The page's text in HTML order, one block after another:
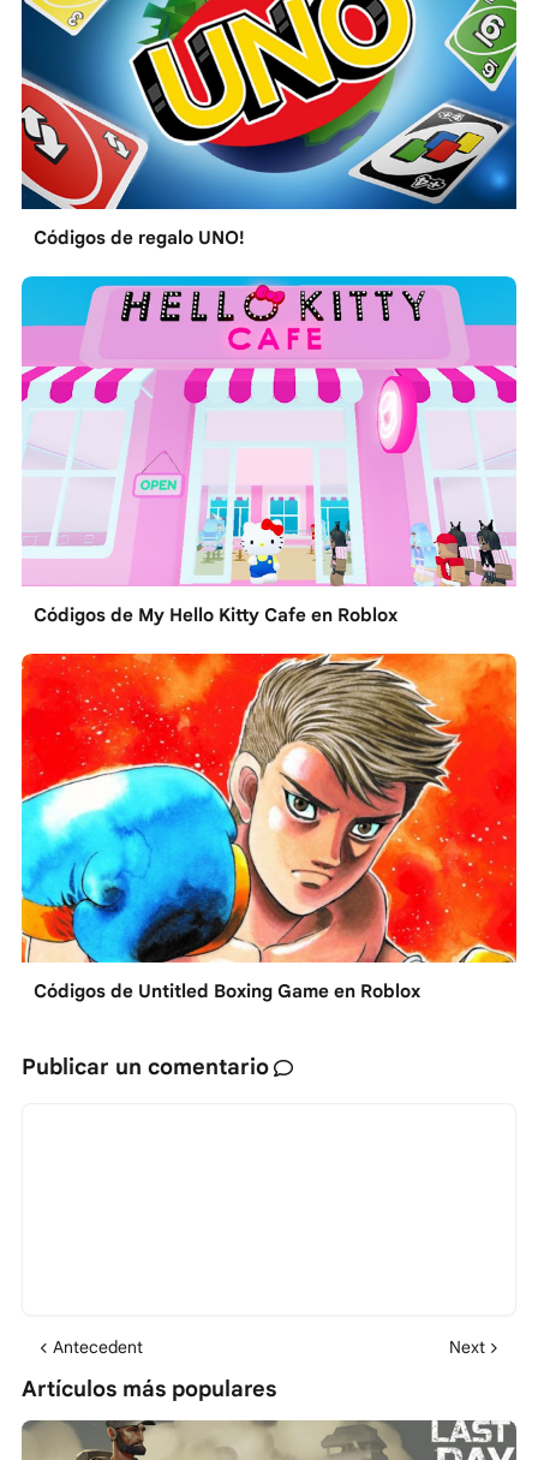
Códigos de regalo UNO!
Códigos de My Hello Kitty Cafe en Roblox
Códigos de Untitled Boxing Game en Roblox
Publicar un comentario
Antecedent Next
Artículos más populares